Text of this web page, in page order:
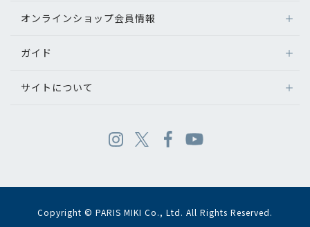
オンラインショップ会員情報
ガイド
サイトについて
Copyright © PARIS MIKI Co., Ltd. All Rights Reserved.